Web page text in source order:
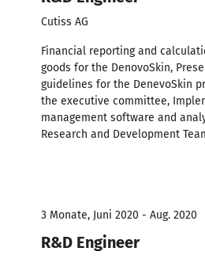
Cutiss AG
Financial reporting and
goods for the DenovoSkin,
guidelines for the DenevoSkin
the executive committee,
management software and
Research and Development
3 Monate, Juni 2020 - Aug. 2020
R&D Engineer